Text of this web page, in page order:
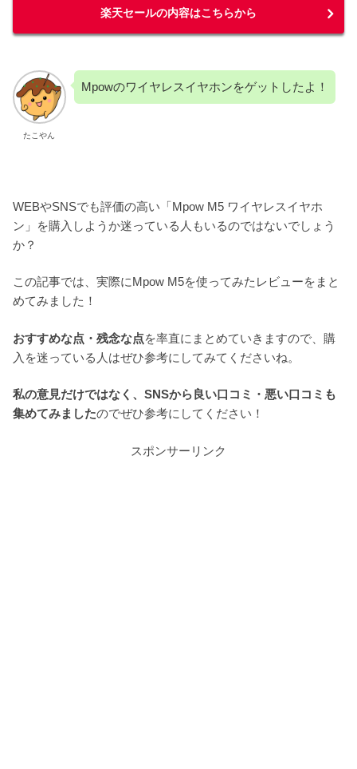
楽天セールの内容はこちらから
たこやん
Mpowのワイヤレスイヤホンをゲットしたよ！
WEBやSNSでも評価の高い「Mpow M5 ワイヤレスイヤホ
ン」を購入しようか迷っている人もいるのではないでしょう
か？
この記事では、実際にMpow M5を使ってみたレビューをまと
めてみました！
おすすめな点・残念な点を率直にまとめていきますので、購
入を迷っている人はぜひ参考にしてみてくださいね。
私の意見だけではなく、SNSから良い口コミ・悪い口コミも
集めてみましたのでぜひ参考にしてください！
スポンサーリンク